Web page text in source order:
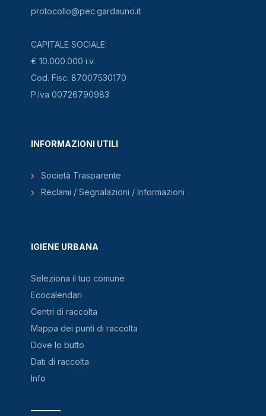
protocollo@pec.gardauno.it
CAPITALE SOCIALE:
€ 10.000.000 i.v.
Cod. Fisc. 87007530170
P.Iva 00726790983
IGIENE URBANA
Seleziona il tuo comune
Ecocalendari
Centri di raccolta
Mappa dei punti di raccolta
Dove lo butto
Dati di raccolta
Info
INFORMAZIONI UTILI
Società Trasparente
Reclami / Segnalazioni / Informazioni